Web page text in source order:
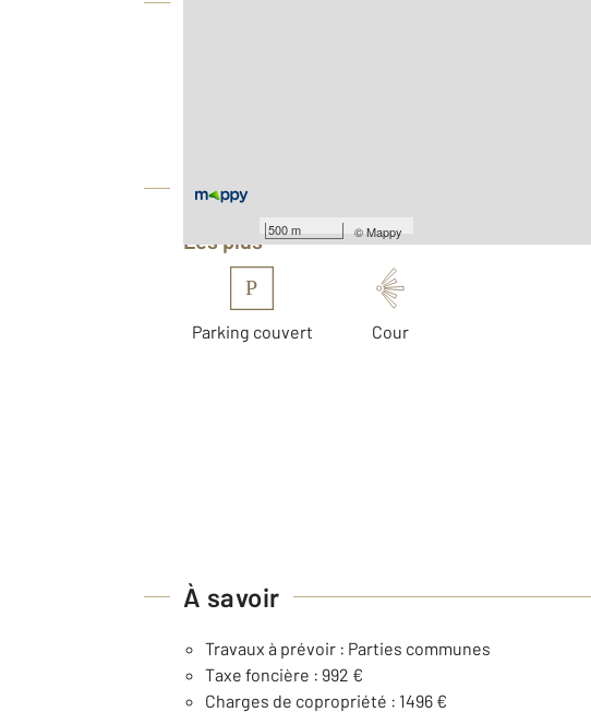
500 m ©Mappy
Équipements
Les plus
P
Parking couvert Cour
À savoir
Travaux à prévoir : Parties communes
Taxe foncière : 992 €
Charges de copropriété : 1496 €